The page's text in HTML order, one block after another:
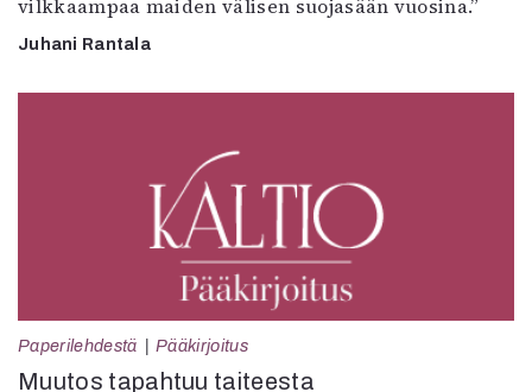
vilkkaampaa maiden välisen suojasään vuosina.”
Juhani Rantala
Paperilehdestä Pääkirjoitus
Muutos tapahtuu taiteesta